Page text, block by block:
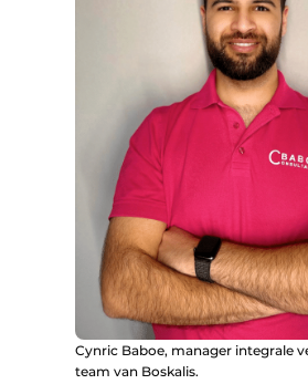
Cynric Baboe, manager integrale
team van Boskalis.